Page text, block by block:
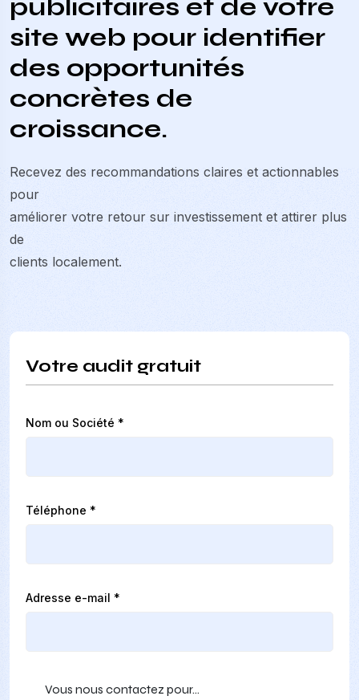
publicitaires et de votre
site web pour identifier
des opportunités
concrètes de
croissance.
Recevez des recommandations claires et actionnables
pour
améliorer votre retour sur investissement et attirer plus
de
clients localement.
Votre audit gratuit
Nom ou Société *
Téléphone *
Adresse e-mail *
Vous nous contactez pour...